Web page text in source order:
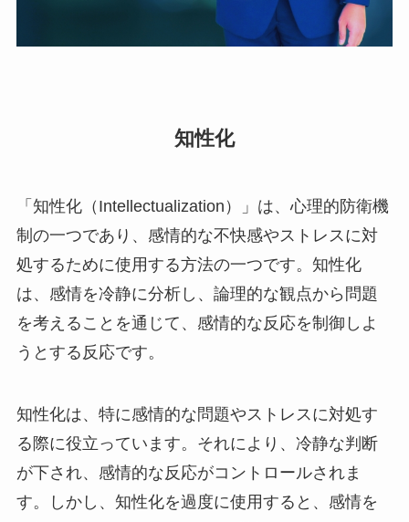
知性化
「知性化（Intellectualization）」は、心理的防衛機
制の一つであり、感情的な不快感やストレスに対
処するために使用する方法の一つです。知性化
は、感情を冷静に分析し、論理的な観点から問題
を考えることを通じて、感情的な反応を制御しよ
うとする反応です。
知性化は、特に感情的な問題やストレスに対処す
る際に役立っています。それにより、冷静な判断
が下され、感情的な反応がコントロールされま
す。しかし、知性化を過度に使用すると、感情を